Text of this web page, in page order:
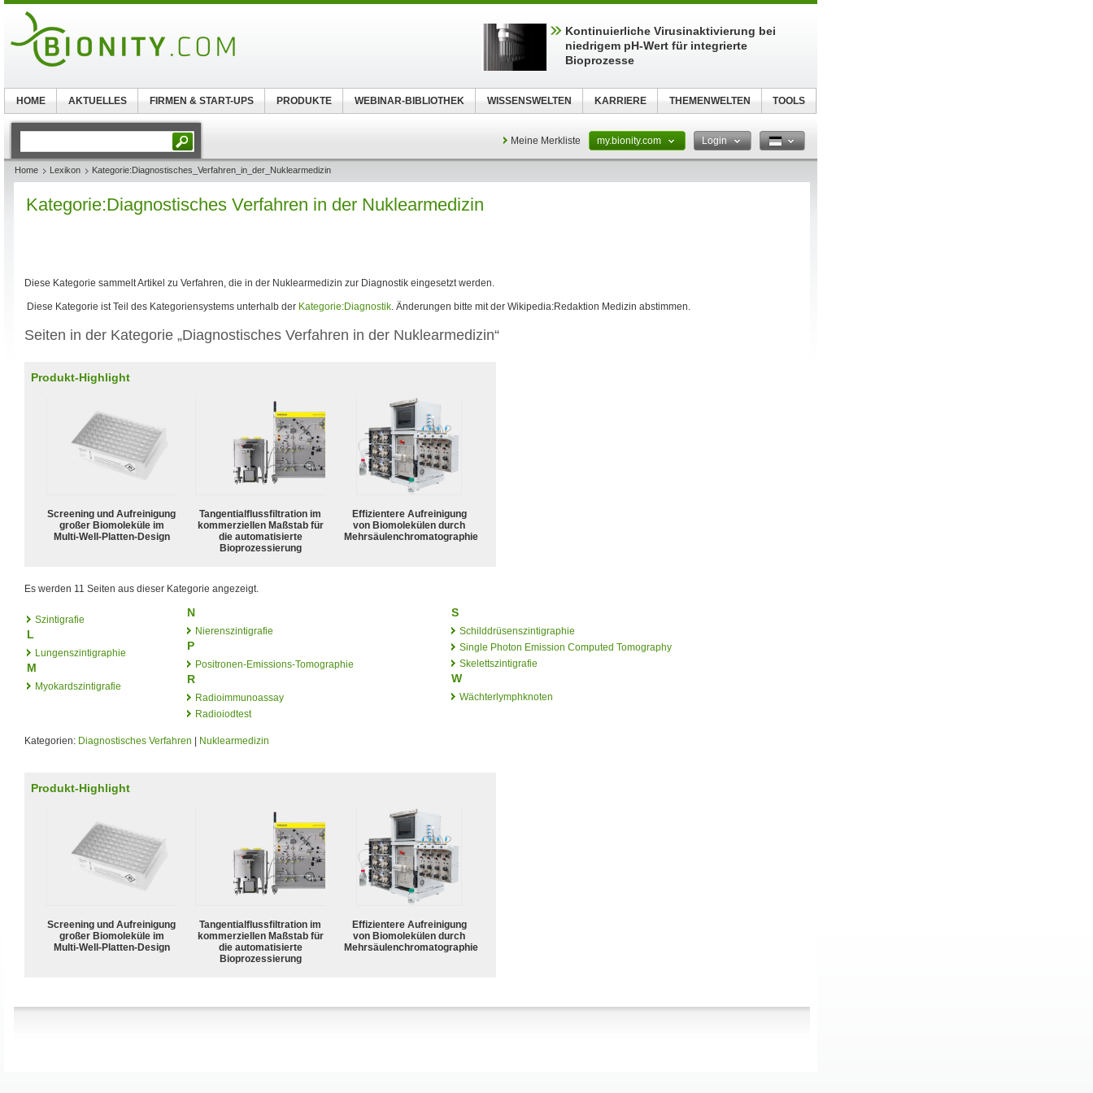
Meine Merkliste my.bionity.com Login
Home Lexikon Kategorie:Diagnostisches_Verfahren_in_der_Nuklearmedizin
Kategorie:Diagnostisches Verfahren in der Nuklearmedizin
Diese Kategorie sammelt Artikel zu Verfahren, die in der Nuklearmedizin zur Diagnostik eingesetzt werden.
Diese Kategorie ist Teil des Kategoriensystems unterhalb der Kategorie:Diagnostik. Änderungen bitte mit der Wikipedia:Redaktion Medizin abstimmen.
Seiten in der Kategorie „Diagnostisches Verfahren in der Nuklearmedizin“
Produkt-Highlight
Screening und Aufreinigung
großer Biomoleküle im
Multi-Well-Platten-Design
Tangentialflussfiltration im
kommerziellen Maßstab für
die automatisierte
Bioprozessierung
Effizientere Aufreinigung
von Biomolekülen durch
Mehrsäulenchromatographie
Es werden 11 Seiten aus dieser Kategorie angezeigt.
Szintigrafie
L
Lungenszintigraphie
M
Myokardszintigrafie
N
Nierenszintigrafie
P
Positronen-Emissions-Tomographie
R
Radioimmunoassay
Radioiodtest
S
Schilddrüsenszintigraphie
Single Photon Emission Computed Tomography
Skelettszintigrafie
W
Wächterlymphknoten
Kategorien: Diagnostisches Verfahren Nuklearmedizin
Produkt-Highlight
Screening und Aufreinigung
großer Biomoleküle im
Multi-Well-Platten-Design
Tangentialflussfiltration im
kommerziellen Maßstab für
die automatisierte
Bioprozessierung
Effizientere Aufreinigung
von Biomolekülen durch
Mehrsäulenchromatographie
Kontinuierliche Virusinaktivierung bei
niedrigem pH-Wert für integrierte
Bioprozesse
HOME AKTUELLES FIRMEN & START-UPS PRODUKTE WEBINAR-BIBLIOTHEK WISSENSWELTEN KARRIERE THEMENWELTEN TOOLS